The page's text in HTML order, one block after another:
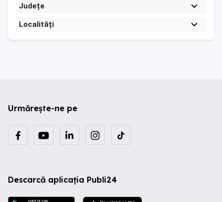
Județe
Localități
Urmărește-ne pe
Descarcă aplicația Publi24